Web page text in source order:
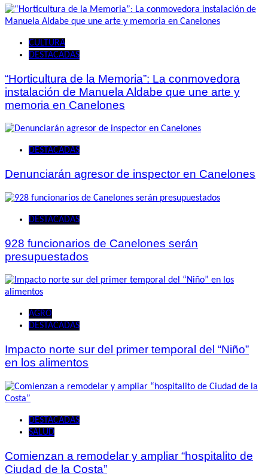
CULTURA
DESTACADAS
“Horticultura de la Memoria”: La conmovedora
instalación de Manuela Aldabe que une arte y
memoria en Canelones
DESTACADAS
Denunciarán agresor de inspector en Canelones
DESTACADAS
928 funcionarios de Canelones serán
presupuestados
AGRO
DESTACADAS
Impacto norte sur del primer temporal del “Niño”
en los alimentos
DESTACADAS
SALUD
Comienzan a remodelar y ampliar “hospitalito de
Ciudad de la Costa”